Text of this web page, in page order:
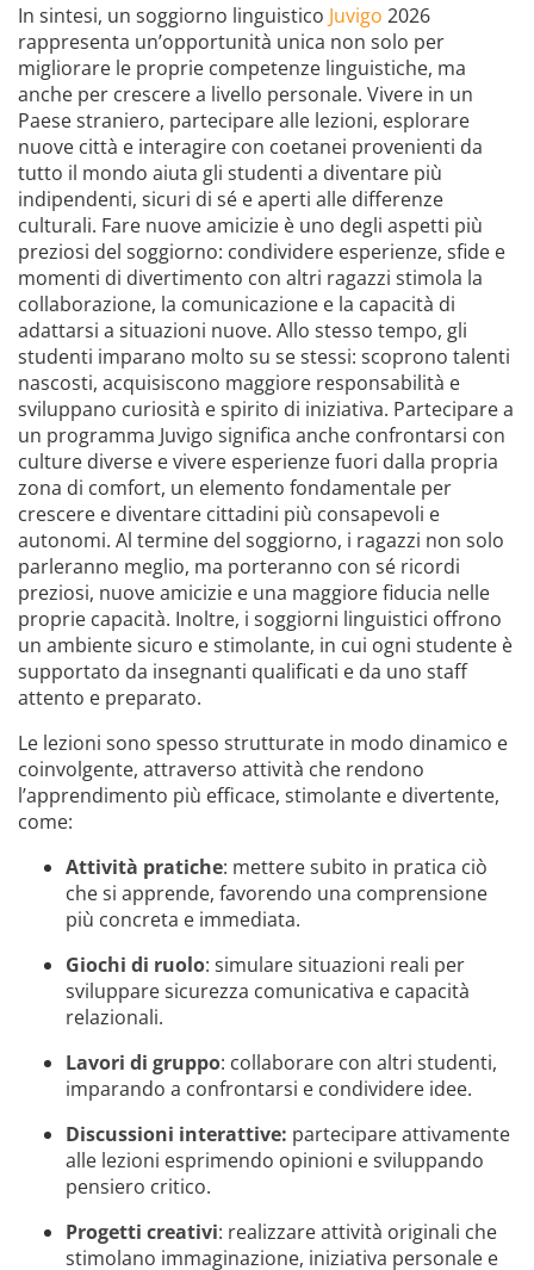
In sintesi, un soggiorno linguistico Juvigo 2026
rappresenta un’opportunità unica non solo per
migliorare le proprie competenze linguistiche, ma
anche per crescere a livello personale. Vivere in un
Paese straniero, partecipare alle lezioni, esplorare
nuove città e interagire con coetanei provenienti da
tutto il mondo aiuta gli studenti a diventare più
indipendenti, sicuri di sé e aperti alle differenze
culturali. Fare nuove amicizie è uno degli aspetti più
preziosi del soggiorno: condividere esperienze, sfide e
momenti di divertimento con altri ragazzi stimola la
collaborazione, la comunicazione e la capacità di
adattarsi a situazioni nuove. Allo stesso tempo, gli
studenti imparano molto su se stessi: scoprono talenti
nascosti, acquisiscono maggiore responsabilità e
sviluppano curiosità e spirito di iniziativa. Partecipare a
un programma Juvigo significa anche confrontarsi con
culture diverse e vivere esperienze fuori dalla propria
zona di comfort, un elemento fondamentale per
crescere e diventare cittadini più consapevoli e
autonomi. Al termine del soggiorno, i ragazzi non solo
parleranno meglio, ma porteranno con sé ricordi
preziosi, nuove amicizie e una maggiore fiducia nelle
proprie capacità. Inoltre, i soggiorni linguistici offrono
un ambiente sicuro e stimolante, in cui ogni studente è
supportato da insegnanti qualificati e da uno staff
attento e preparato.
Le lezioni sono spesso strutturate in modo dinamico e
coinvolgente, attraverso attività che rendono
l’apprendimento più efficace, stimolante e divertente,
come:
Attività pratiche: mettere subito in pratica ciò
che si apprende, favorendo una comprensione
più concreta e immediata.
Giochi di ruolo: simulare situazioni reali per
sviluppare sicurezza comunicativa e capacità
relazionali.
Lavori di gruppo: collaborare con altri studenti,
imparando a confrontarsi e condividere idee.
Discussioni interattive: partecipare attivamente
alle lezioni esprimendo opinioni e sviluppando
pensiero critico.
Progetti creativi: realizzare attività originali che
stimolano immaginazione, iniziativa personale e